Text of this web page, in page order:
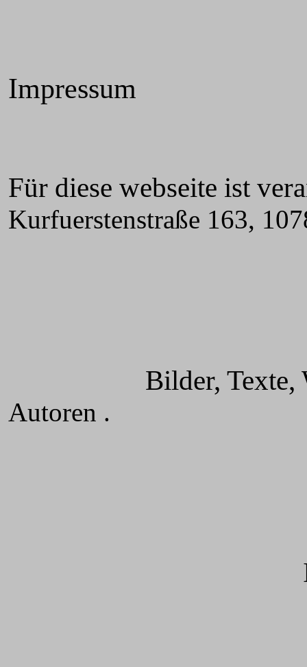
Impressum
Für diese webseite ist
Kurfuerstenstraße 163,
Bilder, Texte,
Autoren .